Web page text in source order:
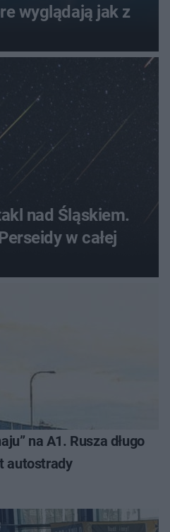
wyglądają jak z
nad Śląskiem.
w całej
na A1. Rusza długo
autostrady